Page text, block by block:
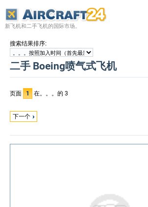
新飞机和二手飞机的国际市场。
搜索结果排序:
二手 Boeing喷气式飞机
页面 1 在。。。的 3
下一个